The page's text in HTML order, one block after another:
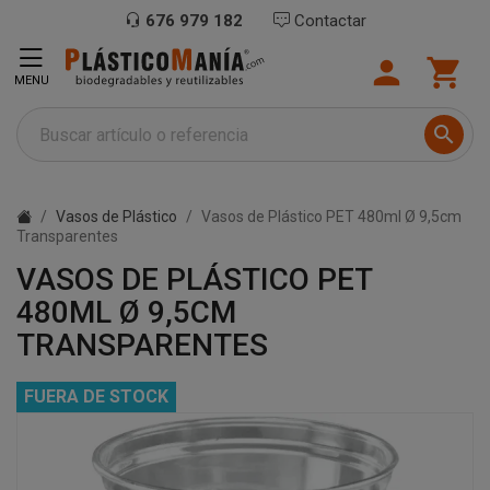
676 979 182 Contactar

 
MENU
Vasos de Plástico
Vasos de Plástico PET 480ml Ø 9,5cm
Transparentes
VASOS DE PLÁSTICO PET
480ML Ø 9,5CM
TRANSPARENTES
FUERA DE STOCK